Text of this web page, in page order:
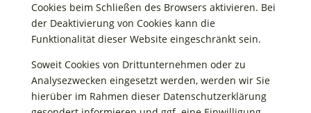
Cookies beim Schließen des Browsers aktivieren. Bei
der Deaktivierung von Cookies kann die
Funktionalität dieser Website eingeschränkt sein.
Soweit Cookies von Drittunternehmen oder zu
Analysezwecken eingesetzt werden, werden wir Sie
hierüber im Rahmen dieser Datenschutzerklärung